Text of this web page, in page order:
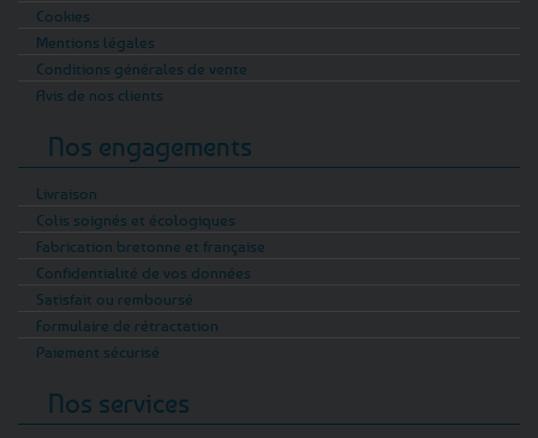
Cookies
Mentions légales
Conditions générales de vente
Avis de nos clients
Nos engagements
Livraison
Colis soignés et écologiques
Fabrication bretonne et française
Confidentialité de vos données
Satisfait ou remboursé
Formulaire de rétractation
Paiement sécurisé
Nos services